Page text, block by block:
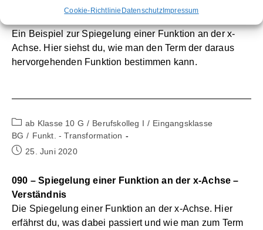
Cookie-Richtlinie DatenschutzImpressum
091 – Spiegelung einer Funktion an der x-Achse 1 –
Ein Beispiel zur Spiegelung einer Funktion an der x-
Achse. Hier siehst du, wie man den Term der daraus
hervorgehenden Funktion bestimmen kann.
Beitrags-
Kategorie:
ab Klasse 10 G / Berufskolleg I / Eingangsklasse
BG / Funkt. - Transformation
Beitrag25. Juni 2020
090 – Spiegelung einer Funktion an der x-Achse –
Verständnis
Die Spiegelung einer Funktion an der x-Achse. Hier
erfährst du, was dabei passiert und wie man zum Term